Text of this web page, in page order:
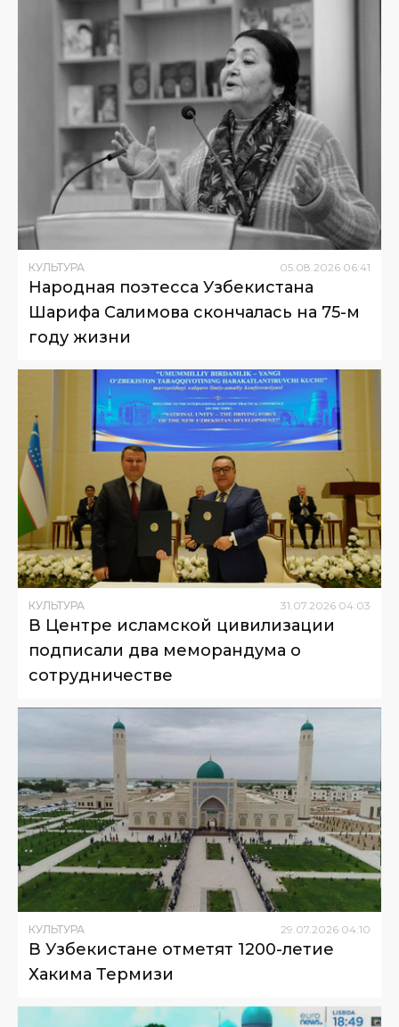
КУЛЬТУРА 05 08 2026 06:41
Народная поэтесса Узбекистана
Шарифа Салимова скончалась на 75-м
году жизни
КУЛЬТУРА 31 07 2026 04:03
В Центре исламской цивилизации
подписали два меморандума о
сотрудничестве
КУЛЬТУРА 29.07.2026 04:10
В Узбекистане отметят 1200-летие
Хакима Термизи